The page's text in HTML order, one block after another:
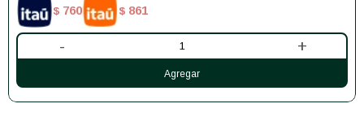
$ 760 $ 861
- +